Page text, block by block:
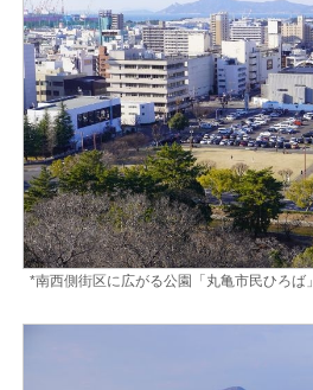
*南西側街区に広がる公園「丸亀市民ひろば」